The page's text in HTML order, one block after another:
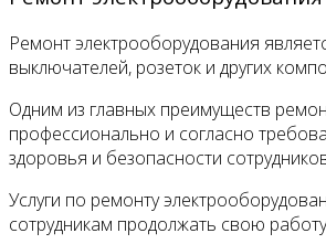
Ремонт электрооборудования
выключателей, розеток и других
Одним из главных преимуществ
профессионально и согласно
здоровья и безопасности
Услуги по ремонту
сотрудникам продолжать свою